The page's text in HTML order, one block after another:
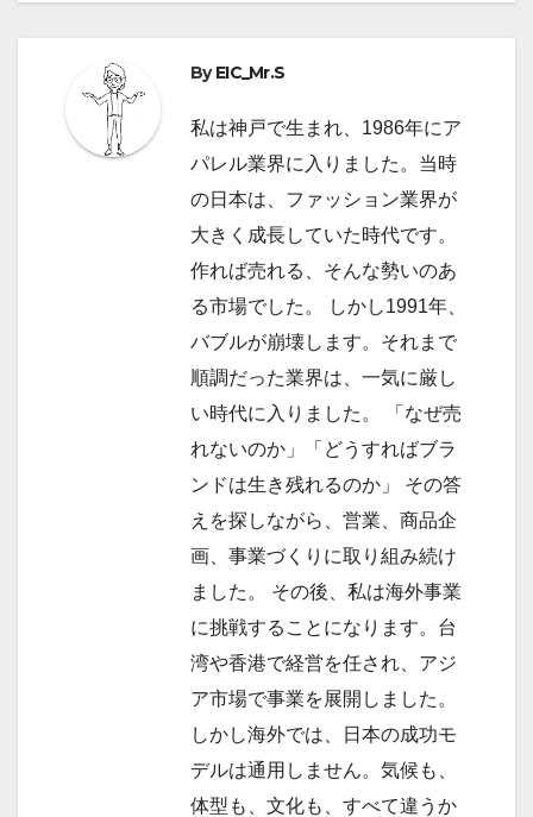
ゲ
ー
ByEIC_Mr.S
私は神戸で生まれ、1986年にア
パレル業界に入りました。当時
の日本は、ファッション業界が
大きく成長していた時代です。
作れば売れる、そんな勢いのあ
る市場でした。 しかし1991年、
バブルが崩壊します。それまで
順調だった業界は、一気に厳し
い時代に入りました。 「なぜ売
れないのか」「どうすればブラ
ンドは生き残れるのか」 その答
えを探しながら、営業、商品企
画、事業づくりに取り組み続け
ました。 その後、私は海外事業
に挑戦することになります。台
湾や香港で経営を任され、アジ
ア市場で事業を展開しました。
しかし海外では、日本の成功モ
デルは通用しません。気候も、
体型も、文化も、すべて違うか